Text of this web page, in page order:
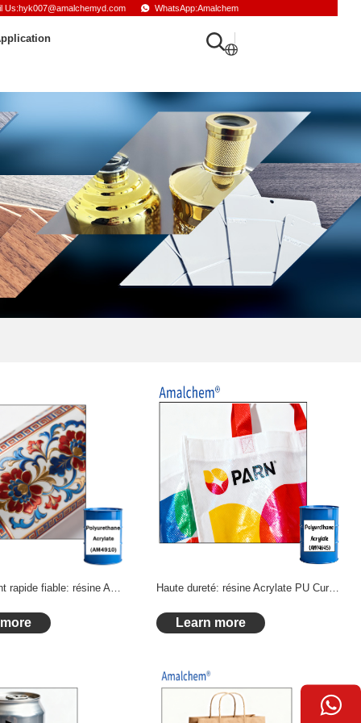
Us:hyk007@amalchemyd.com WhatsApp:Amalchem
espagnol
arabe
turc
Durcissement rapide fiable: résine Acrylate PU Curable aux UV avec une dureté élevée et une résistance à l’usure pour encres UV industrielles Haute dureté: résine Acrylate PU Curable aux UV pour encres UV à durcissement rapide et résistantes à l’usure
Learn more